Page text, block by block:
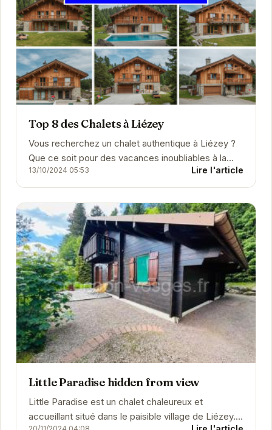
Top 8 des Chalets à Liézey
Vous recherchez un chalet authentique à Liézey ?
Que ce soit pour des vacances inoubliables à la
montagne ou un investissement immobilier
judicieux, ...
13/10/2024 05:53 Lire l'article
Little Paradise hidden from view
Little Paradise est un chalet chaleureux et
accueillant situé dans le paisible village de Liézey.